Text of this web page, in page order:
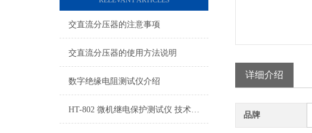
交直流分压器的注意事项
交直流分压器的使用方法说明
数字绝缘电阻测试仪介绍
HT-802 微机继电保护测试仪 技术参数
详细介绍
品牌